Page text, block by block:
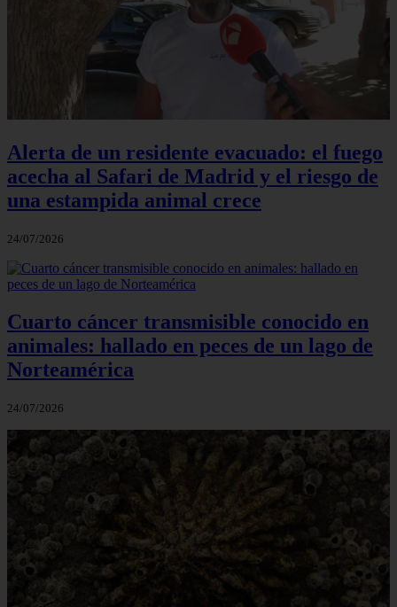
Alerta de un residente evacuado: el fuego
acecha al Safari de Madrid y el riesgo de
una estampida animal crece
24/07/2026
Cuarto cáncer transmisible conocido en
animales: hallado en peces de un lago de
Norteamérica
24/07/2026